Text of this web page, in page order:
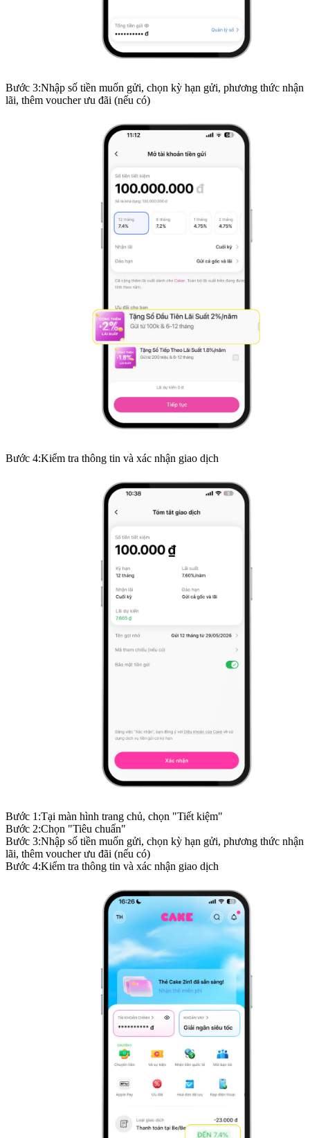
Bước 3:Nhập số tiền muốn gửi, chọn kỳ hạn gửi, phương thức nhận
lãi, thêm voucher ưu đãi (nếu có)
Bước 4:Kiểm tra thông tin và xác nhận giao dịch
Bước 1 :Tại màn hình trang chủ, chọn "Tiết kiệm"
Bước 2:Chọn "Tiêu chuẩn"
Bước 3:Nhập số tiền muốn gửi, chọn kỳ hạn gửi, phương thức nhận
lãi, thêm voucher ưu đãi (nếu có)
Bước 4:Kiểm tra thông tin và xác nhận giao dịch